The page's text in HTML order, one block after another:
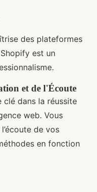
des plateformes
est un
et de l'Écoute
clé dans la réussite
web. Vous
de vos
en fonction